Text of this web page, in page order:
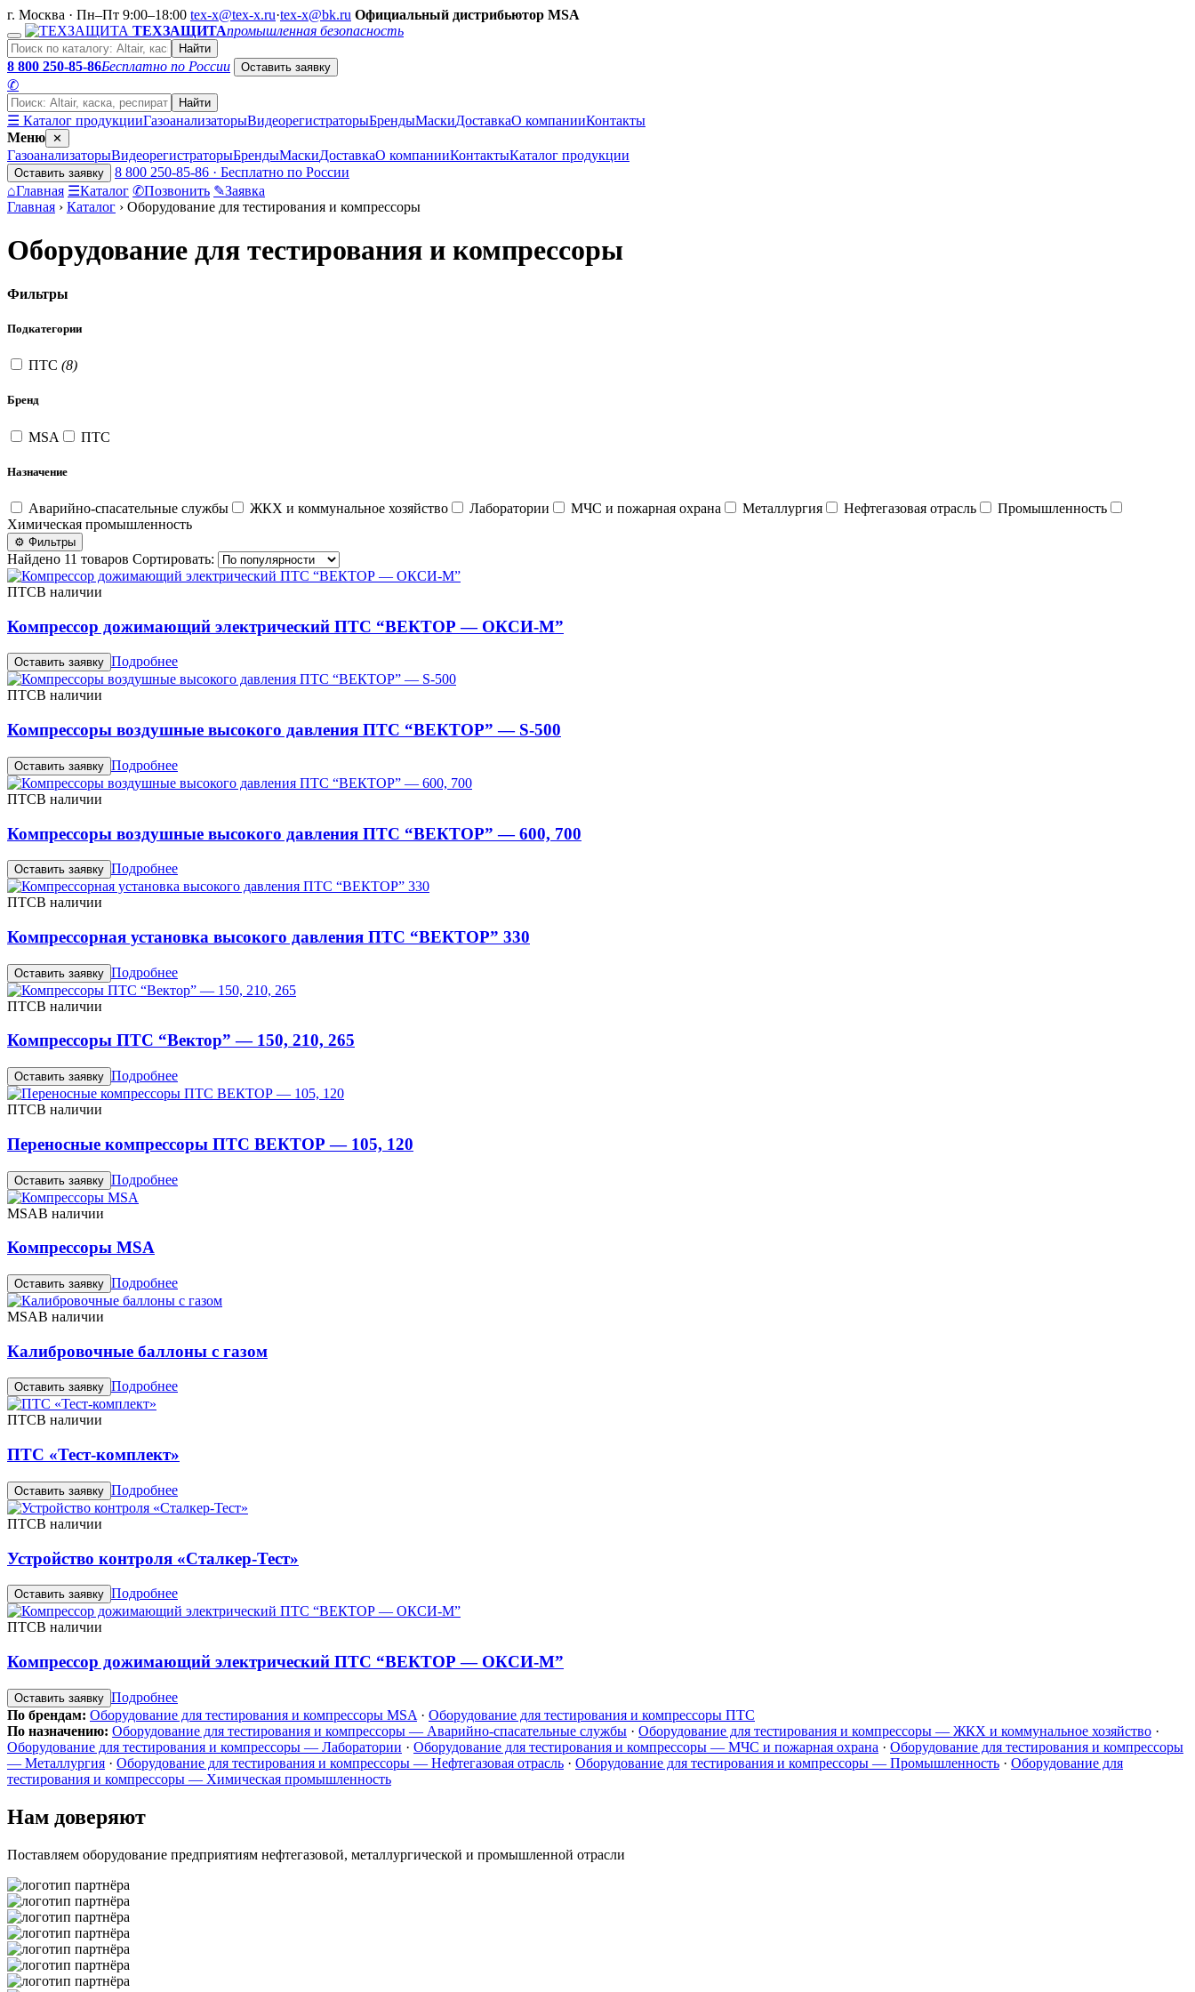
г. Москва · Пн–Пт 9:00–18:00 tex-x@tex-x.ru·tex-x@bk.ru Официальный дистрибьютор MSA
ТЕХЗАЩИТАпромышленная безопасность
Найти
8 800 250-85-86Бесплатно по России Оставить заявку
✆
Найти
☰ Каталог продукцииГазоанализаторыВидеорегистраторыБрендыМаскиДоставкаО компанииКонтакты
Меню ✕
ГазоанализаторыВидеорегистраторыБрендыМаскиДоставкаО компанииКонтактыКаталог продукции
Оставить заявку
8 800 250-85-86 · Бесплатно по России
⌂Главная ☰Каталог ✆Позвонить ✎Заявка
Главная › Каталог › Оборудование для тестирования и компрессоры
Оборудование для тестирования и компрессоры
Фильтры
Подкатегории
ПТС (8)
Бренд
MSA ПТС
Назначение
Аварийно-спасательные службы ЖКХ и коммунальное хозяйство Лаборатории МЧС и пожарная охрана Металлургия Нефтегазовая отрасль
Промышленность
Химическая промышленность
⚙ Фильтры
Найдено 11 товаров Сортировать:
ПТСВ наличии
Компрессор дожимающий электрический ПТС “ВЕКТОР — ОКСИ-М”
Оставить заявку Подробнее
ПТСВ наличии
Компрессоры воздушные высокого давления ПТС “ВЕКТОР” — S-500
Оставить заявку Подробнее
ПТСВ наличии
Компрессоры воздушные высокого давления ПТС “ВЕКТОР” — 600, 700
Оставить заявку Подробнее
ПТСВ наличии
Компрессорная установка высокого давления ПТС “ВЕКТОР” 330
Оставить заявку Подробнее
ПТСВ наличии
Компрессоры ПТС “Вектор” — 150, 210, 265
Оставить заявку Подробнее
ПТСВ наличии
Переносные компрессоры ПТС ВЕКТОР — 105, 120
Оставить заявку Подробнее
MSAВ наличии
Компрессоры MSA
Оставить заявку Подробнее
MSAВ наличии
Калибровочные баллоны с газом
Оставить заявку Подробнее
ПТСВ наличии
ПТС «Тест-комплект»
Оставить заявку Подробнее
ПТСВ наличии
Устройство контроля «Сталкер-Тест»
Оставить заявку Подробнее
ПТСВ наличии
Компрессор дожимающий электрический ПТС “ВЕКТОР — ОКСИ-М”
Оставить заявку Подробнее
По брендам: Оборудование для тестирования и компрессоры MSA · Оборудование для тестирования и компрессоры ПТС
По назначению: Оборудование для тестирования и компрессоры — Аварийно-спасательные службы · Оборудование для тестирования и компрессоры — ЖКХ и коммунальное хозяйство ·
Оборудование для тестирования и компрессоры — Лаборатории · Оборудование для тестирования и компрессоры — МЧС и пожарная охрана · Оборудование для тестирования и компрессоры
— Металлургия · Оборудование для тестирования и компрессоры — Нефтегазовая отрасль · Оборудование для тестирования и компрессоры — Промышленность · Оборудование для
тестирования и компрессоры — Химическая промышленность
Нам доверяют
Поставляем оборудование предприятиям нефтегазовой, металлургической и промышленной отрасли